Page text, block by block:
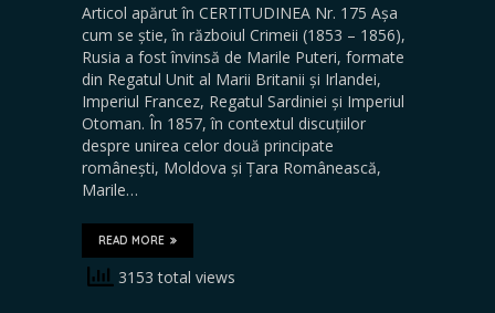
Articol apărut în CERTITUDINEA Nr. 175 Așa
cum se știe, în războiul Crimeii (1853 – 1856),
Rusia a fost învinsă de Marile Puteri, formate
din Regatul Unit al Marii Britanii și Irlandei,
Imperiul Francez, Regatul Sardiniei și Imperiul
Otoman. În 1857, în contextul discuțiilor
despre unirea celor două principate
românești, Moldova și Țara Românească,
Marile…
READ MORE
3153 total views